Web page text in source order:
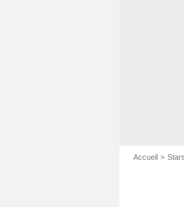
Accueil Stars